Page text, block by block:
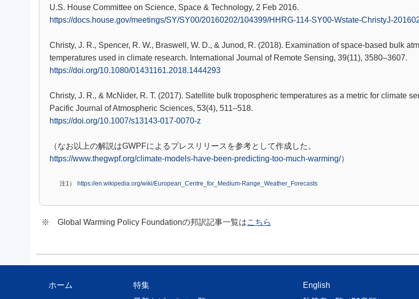
U.S. House Committee on Science, Space & Technology, 2 Feb 2016.
https://docs.house.gov/meetings/SY/SY00/20160202/104399/HHRG-114-SY00-Wstate-ChristyJ-
Christy, J. R., Spencer, R. W., Braswell, W. D., & Junod, R. (2018). Examination of space-based bulk
temperatures used in climate research. International Journal of Remote Sensing, 39(11), 3580–3607.
https://doi.org/10.1080/01431161.2018.1444293
Christy, J. R., & McNider, R. T. (2017). Satellite bulk tropospheric temperatures as a metric for climate
Pacific Journal of Atmospheric Sciences, 53(4), 511–518.
https://doi.org/10.1007/s13143-017-0070-z
（なお以上の解説はGWPFによるプレスリリースを参考として作成した。
https://www.thegwpf.org/climate-models-have-been-predicting-too-much-warming/）
注1） https://en.wikipedia.org/wiki/European_Centre_for_Medium-Range_Weather_Forecasts
※ Global Warming Policy Foundationの邦訳記事一覧はこちら
ホーム
特集
English